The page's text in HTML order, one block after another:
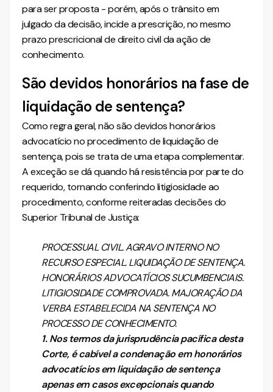
para ser proposta - porém, após o trânsito em
julgado da decisão, incide a prescrição, no mesmo
prazo prescricional de direito civil da ação de
conhecimento.
São devidos honorários na fase de
liquidação de sentença?
Como regra geral, não são devidos honorários
advocatício no procedimento de liquidação de
sentença, pois se trata de uma etapa complementar.
A exceção se dá quando há resistência por parte do
requerido, tornando conferindo litigiosidade ao
procedimento, conforme reiteradas decisões do
Superior Tribunal de Justiça:
PROCESSUAL CIVIL. AGRAVO INTERNO NO
RECURSO ESPECIAL. LIQUIDAÇÃO DE SENTENÇA.
HONORÁRIOS ADVOCATÍCIOS SUCUMBENCIAIS.
LITIGIOSIDADE COMPROVADA. MAJORAÇÃO DA
VERBA ESTABELECIDA NA SENTENÇA NO
PROCESSO DE CONHECIMENTO.
1. Nos termos da jurisprudência pacífica desta
Corte, é cabível a condenação em honorários
advocatícios em liquidação de sentença
apenas em casos excepcionais quando